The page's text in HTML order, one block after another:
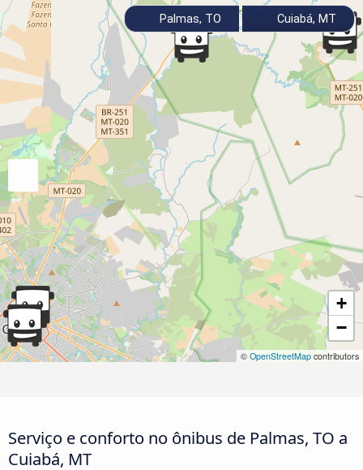
+
−
© OpenStreetMap contributors
Palmas, TO Cuiabá, MT
Serviço e conforto no ônibus de Palmas, TO a
Cuiabá, MT